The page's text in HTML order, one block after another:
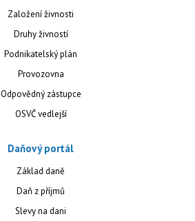
Založení živnosti
Druhy živností
Podnikatelský plán
Provozovna
Odpovědný zástupce
OSVČ vedlejší
Daňový portál
Základ daně
Daň z příjmů
Slevy na dani